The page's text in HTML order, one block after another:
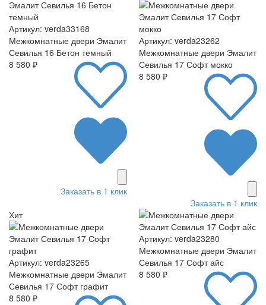
Артикул: verda33168
Межкомнатные двери Эмалит
Севилья 16 Бетон темный
8 580 ₽
Заказать в 1 клик
Артикул: verda23262
Межкомнатные двери Эмалит
Севилья 17 Софт мокко
8 580 ₽
Заказать в 1 клик
Хит
Артикул: verda23265
Межкомнатные двери Эмалит
Севилья 17 Софт графит
8 580 ₽
Артикул: verda23280
Межкомнатные двери Эмалит
Севилья 17 Софт айс
8 580 ₽